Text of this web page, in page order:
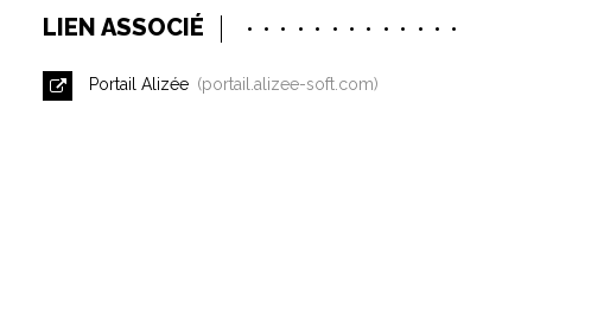
LIEN ASSOCIÉ
Portail Alizée portail.alizee-soft.com